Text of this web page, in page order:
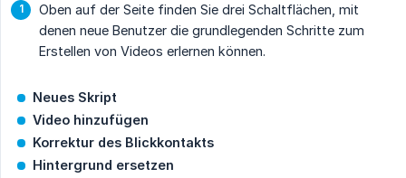
Oben auf der Seite finden Sie drei Schaltflächen, mit
denen neue Benutzer die grundlegenden Schritte zum
Erstellen von Videos erlernen können.
Neues Skript
Video hinzufügen
Korrektur des Blickkontakts
Hintergrund ersetzen